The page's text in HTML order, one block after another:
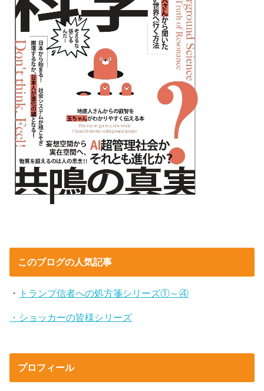
このブログの人気記事
・ トランプ信者への処方箋シリーズ①～④
・ショッカーの皆様シリーズ
プロフィール